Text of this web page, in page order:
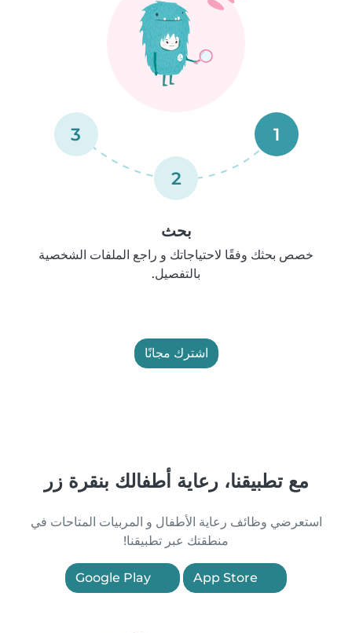
1
2
3
بحث
خصص بحثك وفقًا لاحتياجاتك و راجع الملفات الشخصية
بالتفصيل.
اشترك مجانًا
مع تطبيقنا، رعاية أطفالك بنقرة زر
استعرضي وظائف رعاية الأطفال و المربيات المتاحات في
منطقتك عبر تطبيقنا!